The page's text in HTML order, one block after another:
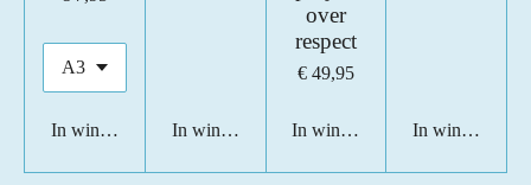
In winkelwagen In winkelwagen
over
respect
€ 49,95
In winkelwagenIn